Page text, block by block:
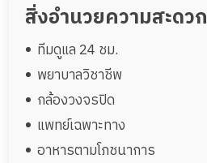
สิ่งอำนวยความสะดวก
ทีมดูแล 24 ชม.
พยาบาลวิชาชีพ
กล้องวงจรปิด
แพทย์เฉพาะทาง
อาหารตามโภชนาการ